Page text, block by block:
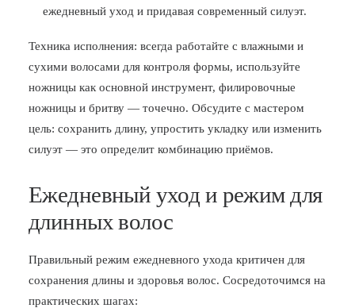
ежедневный уход и придавая современный силуэт.
Техника исполнения: всегда работайте с влажными и
сухими волосами для контроля формы, используйте
ножницы как основной инструмент, филировочные
ножницы и бритву — точечно. Обсудите с мастером
цель: сохранить длину, упростить укладку или изменить
силуэт — это определит комбинацию приёмов.
Ежедневный уход и режим для
длинных волос
Правильный режим ежедневного ухода критичен для
сохранения длины и здоровья волос. Сосредоточимся на
практических шагах: